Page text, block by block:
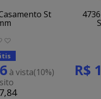
St
à vista(10%)
R$